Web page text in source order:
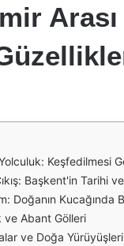
Keşfedilmesi
Başkent'in Tarihi
Doğanın Kucağında
ve Abant Gölleri
ve Doğa Yürüyüşleri